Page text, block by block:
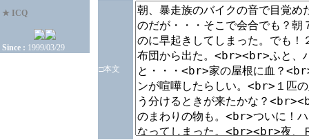
★ ICQ
Since : 1999/03/29
□本文